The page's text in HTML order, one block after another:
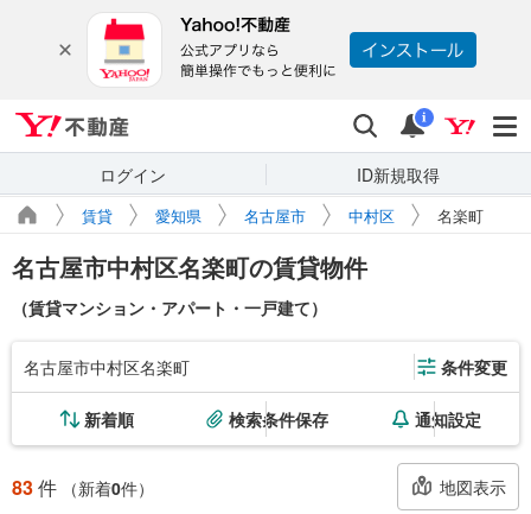
検索 通知
i
ログイン ID新規取得
賃貸 愛知県 名古屋市 中村区 名楽町
名古屋市中村区名楽町の賃貸物件
（賃貸マンション・アパート・一戸建て）
名古屋市中村区名楽町 条件変更
新着順 検索条件保存 通知設定
83件 （新着0件） 地図表示